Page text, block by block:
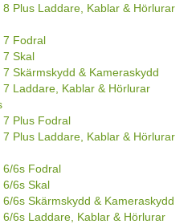
8 Plus Laddare, Kablar & Hörlurar
7 Fodral
7 Skal
7 Skärmskydd & Kameraskydd
7 Laddare, Kablar & Hörlurar
7 Plus Fodral
7 Plus Laddare, Kablar & Hörlurar
6/6s Fodral
6/6s Skal
6/6s Skärmskydd & Kameraskydd
6/6s Laddare, Kablar & Hörlurar